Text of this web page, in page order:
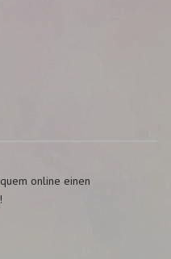
online einen